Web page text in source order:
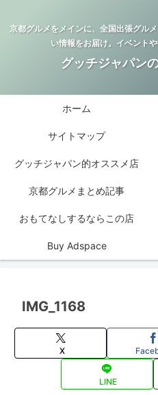
京都グルメをメインに、全国出張グル
い情報をお届け。イベント
グッチジャパン
ホーム
サイトマップ
グッチジャパン的オススメ店
京都グルメまとめ記事
おもてなしするならこの店
Buy Adspace
IMG_1168
X
LINE